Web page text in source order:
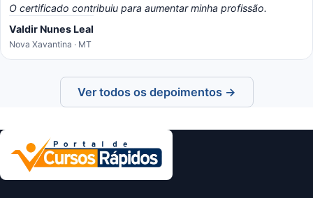
O certificado contribuiu para aumentar minha profissão.
Valdir Nunes Leal
Nova Xavantina · MT
Ver todos os depoimentos →